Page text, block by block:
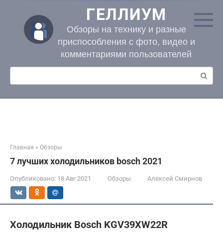
контенту
ГЕЛЛИУМ
Обзоры на технику и разные
приспособления с фото, видео и
комментариями пользователей
Поиск:
Главная » Обзоры
7 лучших холодильников bosch 2021
Опубликовано: 18 Авг 2021 Обзоры Алексей Смирнов
Холодильник Bosch KGV39XW22R